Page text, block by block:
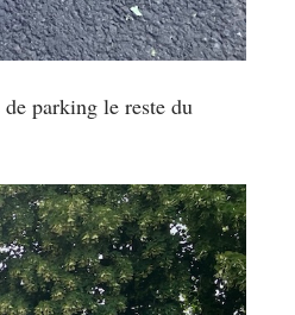
parking le reste du